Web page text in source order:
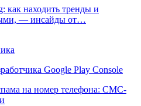
как находить тренды и
— инсайды от…
Google Play Console
на номер телефона: СМС-